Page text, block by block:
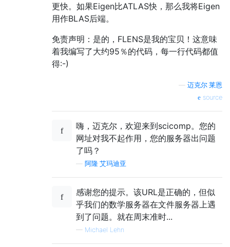
更快。如果Eigen比ATLAS快，那么我将Eigen
用作BLAS后端。
免责声明：是的，FLENS是我的宝贝！这意味
着我编写了大约95％的代码，每一行代码都值
得:-)
迈克尔·莱恩
source
嗨，迈克尔，欢迎来到scicomp。您的
网址对我不起作用，您的服务器出问题
了吗？
阿隆·艾玛迪亚
感谢您的提示。该URL是正确的，但似
乎我们的数学服务器在文件服务器上遇
到了问题。就在周末准时...
— Michael Lehn